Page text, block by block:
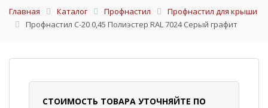
Главная Каталог Профнастил
Профнастил для крыши
Профнастил С-20 0,45 Полиэстер RAL 7024 Серый графит
СТОИМОСТЬ ТОВАРА УТОЧНЯЙТЕ ПО